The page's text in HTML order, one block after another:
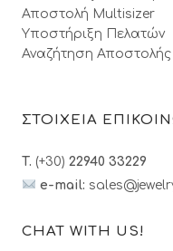
Αποστολή Multisizer
Υποστήριξη Πελατών
Αναζήτηση Αποστολής
ΣΤΟΙΧΕΙΑ
T. (+30) 22940 33229
e-mail:
CHAT WITH US!